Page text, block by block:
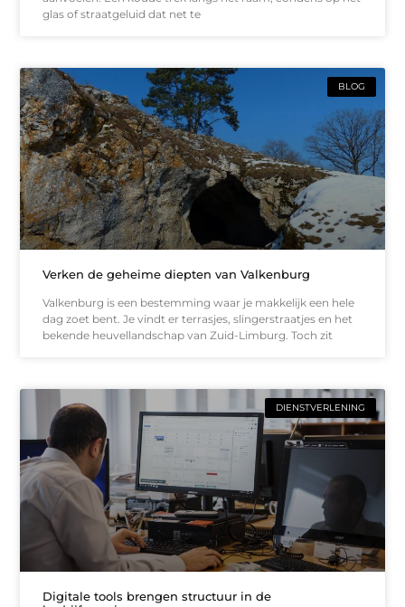
glas of straatgeluid dat net te
BLOG
Verken de geheime diepten van Valkenburg
Valkenburg is een bestemming waar je makkelijk een hele
dag zoet bent. Je vindt er terrasjes, slingerstraatjes en het
bekende heuvellandschap van Zuid-Limburg. Toch zit
DIENSTVERLENING
Digitale tools brengen structuur in de